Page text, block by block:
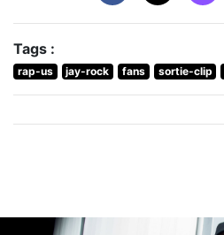
Tags :
rap-us jay-rock fans sortie-clip